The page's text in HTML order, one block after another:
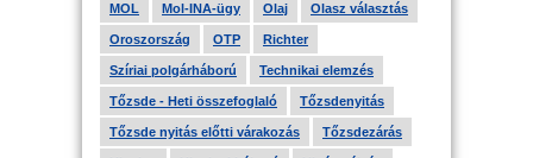
MOL Mol-INA-ügy Olaj Olasz választás
Oroszország OTP Richter
Szíriai polgárháború Technikai elemzés
Tőzsde - Heti összefoglaló Tőzsdenyitás
Tőzsde nyitás előtti várakozás Tőzsdezárás